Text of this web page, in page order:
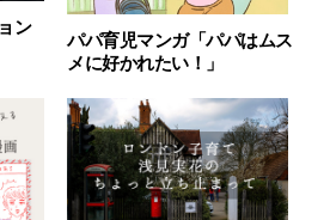
ン
パパ育児マンガ「パパはムス
メに好かれたい！」